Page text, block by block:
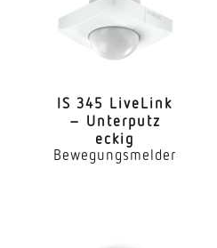
IS 345 LiveLink
– Unterputz
eckig
Bewegungsmelder